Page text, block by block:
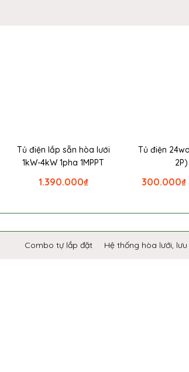
Tủ điện lắp sẵn hòa lưới
1kW-4kW 1pha 1MPPT
₫
1.390.000
Tủ điện
2P)
₫
300.000
Combo tự lắp đặt Hệ thống hòa lưới,